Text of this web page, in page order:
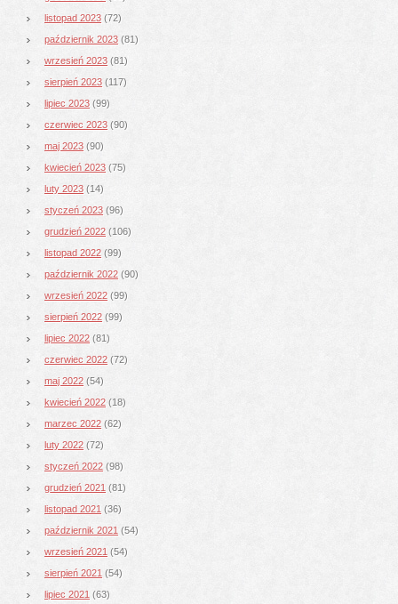
listopad 2023 (72)
październik 2023 (81)
wrzesień 2023 (81)
sierpień 2023 (117)
lipiec 2023 (99)
czerwiec 2023 (90)
maj 2023 (90)
kwiecień 2023 (75)
luty 2023 (14)
styczeń 2023 (96)
grudzień 2022 (106)
listopad 2022 (99)
październik 2022 (90)
wrzesień 2022 (99)
sierpień 2022 (99)
lipiec 2022 (81)
czerwiec 2022 (72)
maj 2022 (54)
kwiecień 2022 (18)
marzec 2022 (62)
luty 2022 (72)
styczeń 2022 (98)
grudzień 2021 (81)
listopad 2021 (36)
październik 2021 (54)
wrzesień 2021 (54)
sierpień 2021 (54)
lipiec 2021 (63)